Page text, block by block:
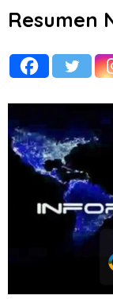
Resumen